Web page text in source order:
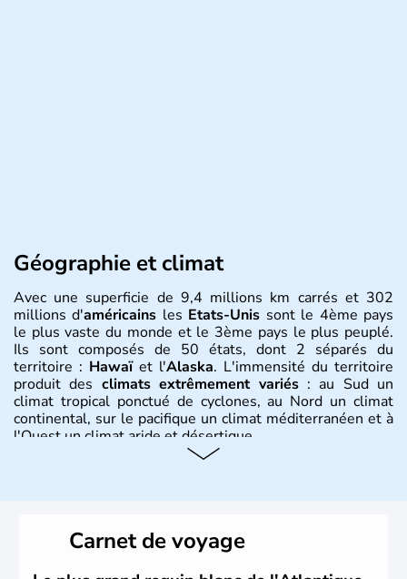
Géographie et climat
Avec une superficie de 9,4 millions km carrés et 302
millions d'américains les Etats-Unis sont le 4ème pays
le plus vaste du monde et le 3ème pays le plus peuplé.
Ils sont composés de 50 états, dont 2 séparés du
territoire : Hawaïet l'Alaska. L'immensité du territoire
produit des climats extrêmement variés: au Sud un
climat tropical ponctué de cyclones, au Nord un climat
continental, sur le pacifique un climat méditerranéen et à
l'Ouest un climat aride et désertique.
Plusieurs populations se sont succédées avant l'arrivée
des européens, suite à la découverte du continent par
Carnet de voyage